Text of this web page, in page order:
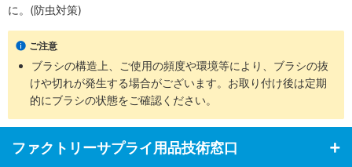
に。(防虫対策)
ご注意
ブラシの構造上、ご使用の頻度や環境等により、ブラシの抜
けや切れが発生する場合がございます。お取り付け後は定期
的にブラシの状態をご確認ください。
ファクトリーサプライ用品技術窓口